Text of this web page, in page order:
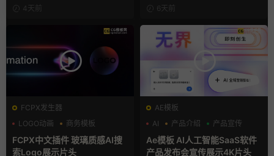
4天前 6天前
FCPX发生器
LOGO动画
商务模板
支持Intel+M芯片
FCPX中文插件 玻璃质感AI搜
索Logo展示片头
AE模板
AI
产品介绍 产品宣传
Ae模板 AI人工智能SaaS软件
产品发布会宣传展示4K片头